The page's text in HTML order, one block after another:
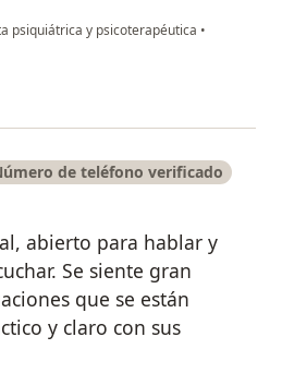
psiquiátrica y psicoterapéutica •
de teléfono verificado
abierto para hablar y
Se siente gran
que se están
y claro con sus